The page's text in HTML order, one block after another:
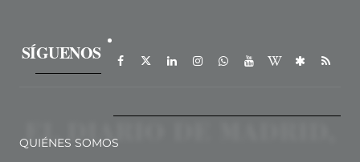
SÍGUENOS
QUIÉNES SOMOS